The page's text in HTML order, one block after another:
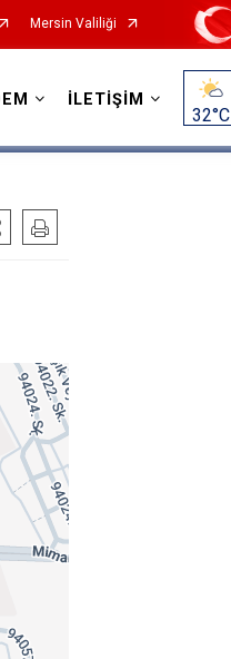
Mersin Valiliği
İLETİŞİM
32°C